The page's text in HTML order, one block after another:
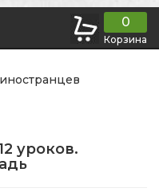
0
Корзина
уроков.